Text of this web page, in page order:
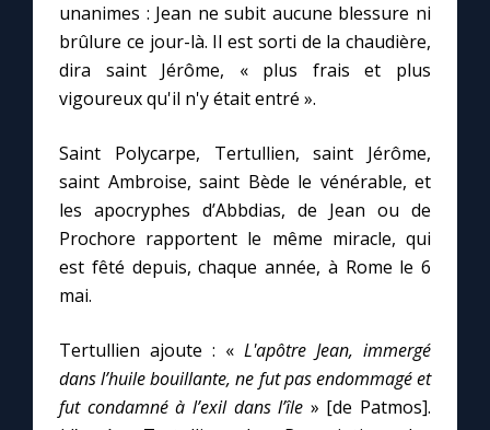
Les premiers samedis du mois
Marie qui défait les nœuds
Me consacrer à Jésus par Marie
Mes intentions de prière
Une Minute avec Marie
Une neuvaine
À la une
unanimes : Jean ne subit aucune blessure ni
brûlure ce jour-là. Il est sorti de la chaudière,
dira saint Jérôme, « plus frais et plus
vigoureux qu'il n'y était entré ».
Saint Polycarpe, Tertullien, saint Jérôme,
saint Ambroise, saint Bède le vénérable, et
les apocryphes d’Abbdias, de Jean ou de
Prochore rapportent le même miracle, qui
est fêté depuis, chaque année, à Rome le 6
mai.
Tertullien ajoute : « L'apôtre Jean, immergé
dans l’huile bouillante, ne fut pas endommagé et
fut condamné à l’exil dans l’île » [de Patmos].